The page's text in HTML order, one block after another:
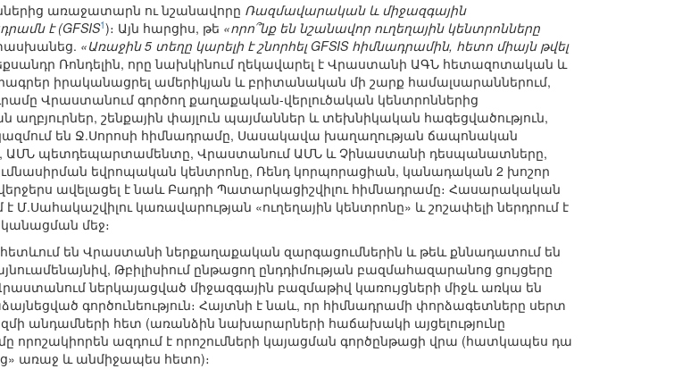
առաջատարն ու նշանավորը Ռազմավարական և միջազգային
է (GFSIS1)։ Այն հարցիս, թե «որո՞նք են նշանավոր ուղեղային կենտրոնները
«Առաջին 5 տեղը կարելի է շնորհել GFSIS հիմնադրամին, հետո միայն թվել
Ռոնդելին, որը նախկինում ղեկավարել է Վրաստանի ԱԳՆ հետազոտական և
իրականացրել ամերիկյան և բրիտանական մի շարք համալսարաններում,
Վրաստանում գործող քաղաքական-վերլուծական կենտրոններից
աղբյուրներ, շենքային փայլուն պայմաններ և տեխնիկական հագեցվածություն,
են Ջ.Սորոսի հիմնադրամը, Սասակավա խաղաղության ճապոնական
ԱՄՆ պետդեպարտամենտը, Վրաստանում ԱՄՆ և Չինաստանի դեսպանատները,
եվրոպական կենտրոնը, Ռենդ կորպորացիան, կանադական 2 խոշոր
ավելացել է նաև Բադրի Պատարկացիշվիլու հիմնադրամը։ Հասարակական
Մ.Սահակաշվիլու կառավարության «ուղեղային կենտրոնը» և շոշափելի ներդրում է
մեջ։
են Վրաստանի ներքաղաքական զարգացումներին և թեև քննադատում են
Թբիլիսիում ընթացող ընդդիմության բազմահազարանոց ցույցերը
Վրաստանում ներկայացված միջազգային բազմաթիվ կառույցների միջև առկա են
գործունեություն։ Հայտնի է նաև, որ հիմնադրամի փորձագետները սերտ
անդամների հետ (առանձին նախարարների հաճախակի այցելությունը
որոշակիորեն ազդում է որոշումների կայացման գործընթացի վրա (հատկապես դա
առաջ և անմիջապես հետո)։